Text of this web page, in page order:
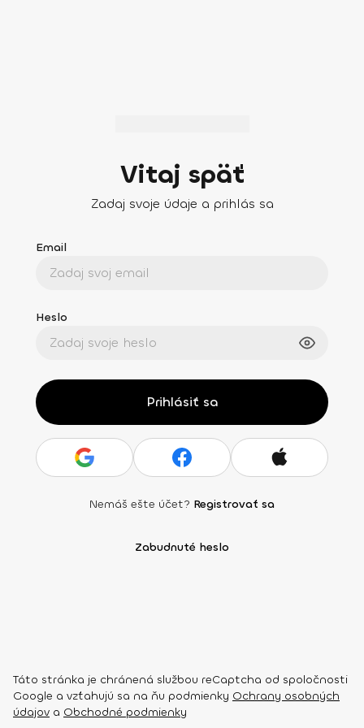
Vitaj späť
Zadaj svoje údaje a prihlás sa
Email
Heslo
Prihlásiť sa
Nemáš ešte účet? Registrovať sa
Zabudnuté heslo
Táto stránka je chránená službou reCaptcha od spoločnosti
Google a vzťahujú sa na ňu podmienky Ochrany osobných
údajov a Obchodné podmienky